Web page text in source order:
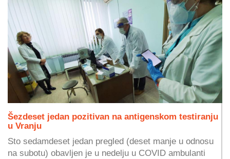
Šezdeset jedan pozitivan na antigenskom testiranju
u Vranju
Sto sedamdeset jedan pregled (deset manje u odnosu
na subotu) obavljen je u nedelju u COVID ambulanti